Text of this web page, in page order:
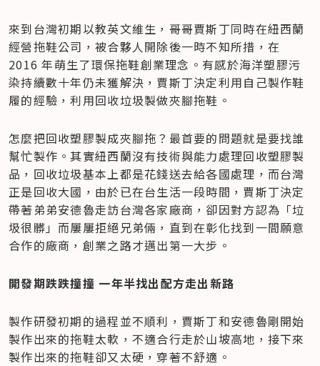
來到台灣初期以教英文維生，哥哥賈斯丁同時在紐西蘭
經營拖鞋公司，被合夥人開除後一時不知所措，在
2016 年萌生了環保拖鞋創業理念。有感於海洋塑膠污
染持續數十年仍未獲解決，賈斯丁決定利用自己製作鞋
履的經驗，利用回收垃圾製做夾腳拖鞋。
怎麼把回收塑膠製成夾腳拖？最首要的問題就是要找誰
幫忙製作。其實紐西蘭沒有技術與能力處理回收塑膠製
品，回收垃圾基本上都是花錢送去給各國處理，而台灣
正是回收大國，由於已在台生活一段時間，賈斯丁決定
帶著弟弟安德魯走訪台灣各家廠商，卻因對方認為「垃
圾很髒」而屢屢拒絕兄弟倆，直到在彰化找到一間願意
合作的廠商，創業之路才邁出第一大步。
開發期跌跌撞撞 一年半找出配方走出新路
製作研發初期的過程並不順利，賈斯丁和安德魯剛開始
製作出來的拖鞋太軟，不適合行走於山坡高地，接下來
製作出來的拖鞋卻又太硬，穿著不舒適。